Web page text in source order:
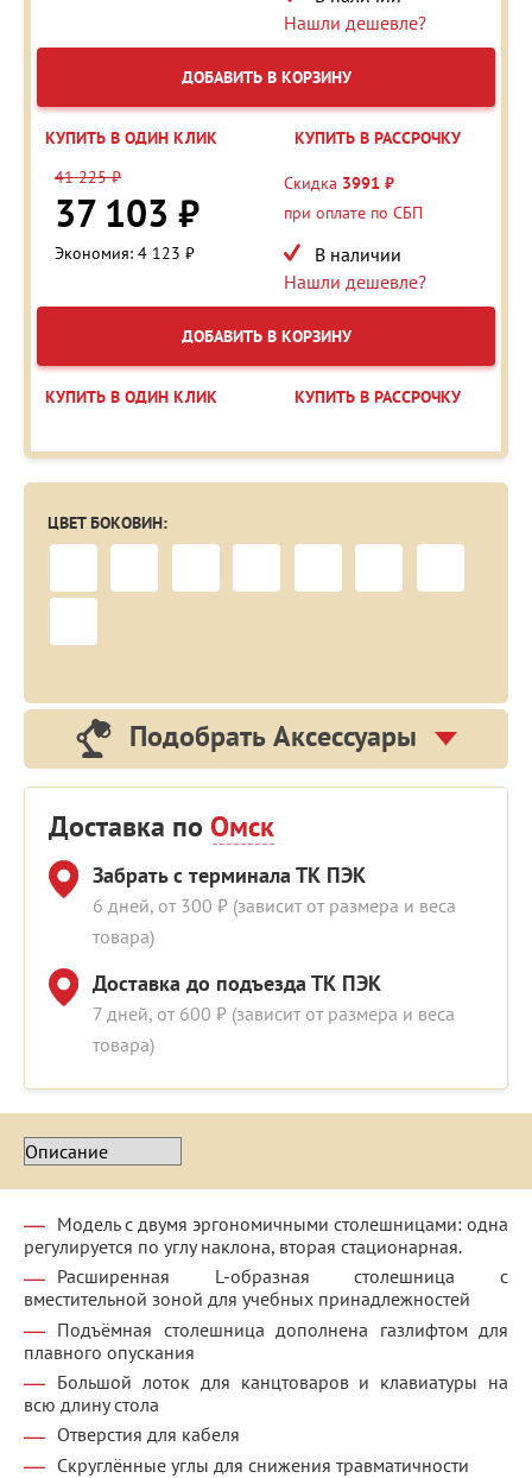
Нашли дешевле?
ДОБАВИТЬ В КОРЗИНУ
КУПИТЬ В ОДИН КЛИК
КУПИТЬ В РАССРОЧКУ
41 225 ₽
37 103 ₽
Экономия: 4 123 ₽
Скидка 3991 ₽
при оплате по СБП
В наличии
Нашли дешевле?
ДОБАВИТЬ В КОРЗИНУ
КУПИТЬ В ОДИН КЛИК КУПИТЬ В РАССРОЧКУ
ЦВЕТ БОКОВИН:
Подобрать Аксессуары
Доставка по Омск
Забрать с терминала ТК ПЭК
6 дней, от 300 ₽ (зависит от размера и веса
товара)
Доставка до подъезда ТК ПЭК
7 дней, от 600 ₽ (зависит от размера и веса
товара)
Модель с двумя эргономичными столешницами: одна
регулируется по углу наклона, вторая стационарная.
Расширенная L-образная столешница с
вместительной зоной для учебных принадлежностей
Подъёмная столешница дополнена газлифтом для
плавного опускания
Большой лоток для канцтоваров и клавиатуры на
всю длину стола
Отверстия для кабеля
Скруглённые углы для снижения травматичности